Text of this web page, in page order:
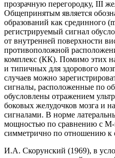
прозрачную перегородку, III
Общепринятым является
образований как срединного
регистрируемый сигнал
от внутренней поверхности
противоположной
комплекс (КК). Помимо этих
и типичных для здорового
случаев можно
сигналы, расположенные по
обусловлены отражением
боковых желудочков мозга и
сигналами. В норме
мощностью по сравнению с М-
симметрично по отношению к
И.А. Скорунский (1969), в